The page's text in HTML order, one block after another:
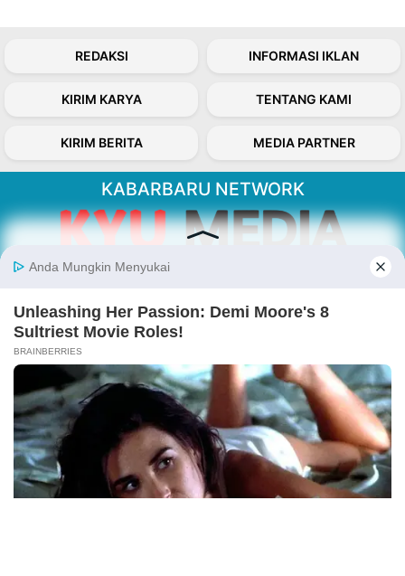
REDAKSI INFORMASI IKLAN
KIRIM KARYA TENTANG KAMI
KIRIM BERITA MEDIA PARTNER
KABARBARU NETWORK
Kabarbaru.co menyajikan berita aktual dan
Follow Kabarbaru